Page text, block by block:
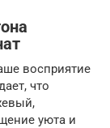
восприятие
что
уюта и